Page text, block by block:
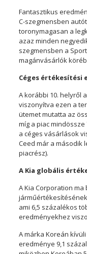
Fantasztikus
C-szegmensben
toronymagasan a
azaz minden
szegmensben a
magánvásárlók
Céges értékesítési
A korábbi 10. helyről
viszonyítva ezen a
ütemet mutatta az
míg a piac
a céges vásárlások
Ceed már a második
piacrész).
A Kia globális
A Kia Corporation
ami 6,5 százalékos
eredményekhez
A márka Koreán
eredménye 9,1